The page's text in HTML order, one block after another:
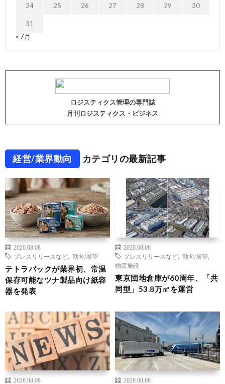
24 25 26 27 28 29 30
31
« 7月
ロジスティクス管理の専門誌
月刊ロジスティクス・ビジネス
経営/業界動向 カテゴリの最新記事
2026.08.08
プレスリリースなど
動向/展望
テトラパックが業界初、常温
保存可能なツナ製品向け紙容
器を発表
2026.08.08
プレスリリースなど
動向/展望
物流施設
東京団地倉庫が60周年、「共
同型」53.8万㎡を運営
2026.08.08
2026.08.08